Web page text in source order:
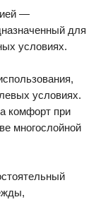
—
для
условиях.
условиях.
комфорт при
многослойной